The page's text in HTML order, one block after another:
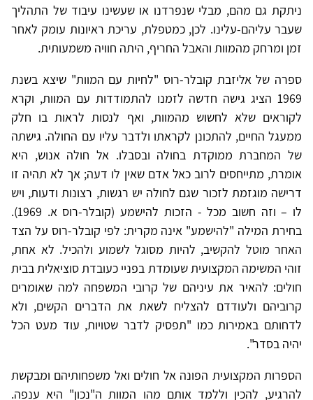
ניתקת גם מהם, מבלי שנפרדנו או שעשינו עיבוד של התהליך
שעבר עליהם-עלינו. לכן, כמטפלת, עריכת ראיונות עומק לאחר
זמן ומרחק מהמוות והאבל החריף, היתה חוויה משמעותית.
ספרה של אליזבת קובלר-רוס "לחיות עם המוות" שיצא בשנת
1969 הציג גישה חדשה לזמנו להתמודדות עם המוות, וקרא
לקוראים שלא לחשוש מהמוות, ואף לנסות לראות בו חלק
ממעגל החיים, להתכונן לקראתו ולדבר עליו עם החולה. גישתה
של המחברת ממוקדת בחולה ובסבלו. אל חולה אנוש, היא
אומרת, מתייחסים לרוב כאל אדם שאין לו דעה; אך לא תהיה זו
דרישה מוגזמת לזכור שגם לחולה יש רגשות, רצונות ודעות, ויש
לו – וזה חשוב מכל - הזכות להישמע (קובלר-רוס א. 1969).
בחירת המילה "להישמע" אינה מקרית: לפי קובלר-רוס על הצד
האחר מוטל להקשיב, להיות מסוגל לשמוע ולהכיל. לא אחת,
זוהי המשימה המקצועית שעומדת בפניי כעובדת סוציאלית בבית
חולים: להאיר את עיניהם של קרובי המשפחה למה שאומרים
קרוביהם ולעודדם להצליח לשאת את הדברים הקשים, ולא
לדחותם באמירות כמו "תפסיק לדבר שטויות, עוד מעט הכל
יהיה בסדר".
הספרות המקצועית הפונה אל חולים ואל משפחותיהם ומבקשת
להרגיע, להכין וללמד אותם מהו המוות ה"נכון" היא ענפה.